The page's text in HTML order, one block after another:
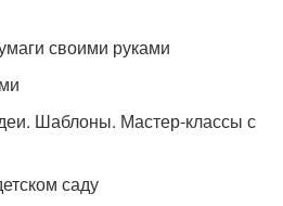
своими руками
Шаблоны. Мастер-классы с
саду